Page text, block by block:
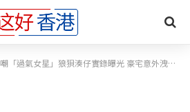
氣女星」狼狽湊仔實錄曝光 豪宅意外洩露奢華生活